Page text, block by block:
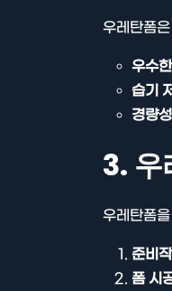
우레탄폼
우수
습기
경량성
3. 우
우레탄폼
준비
폼 시